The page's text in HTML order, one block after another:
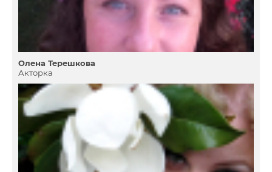
Олена Терешкова
Акторка